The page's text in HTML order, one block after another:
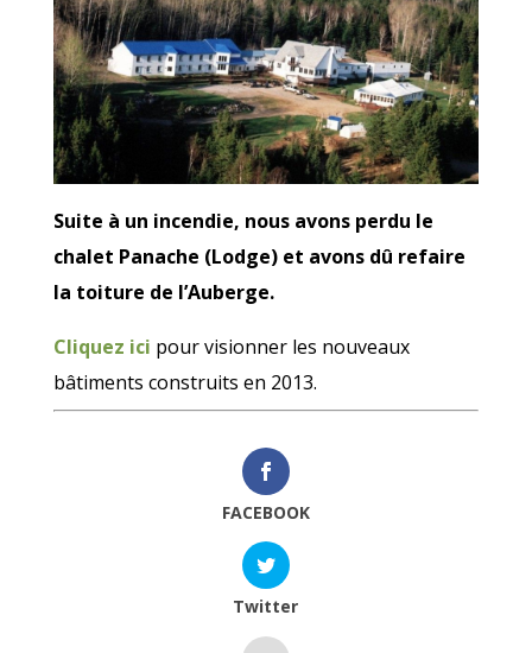
Suite à un incendie, nous avons perdu le
chalet Panache (Lodge) et avons dû refaire
la toiture de l’Auberge.
Cliquez ici pour visionner les nouveaux
bâtiments construits en 2013.
FACEBOOK
Twitter